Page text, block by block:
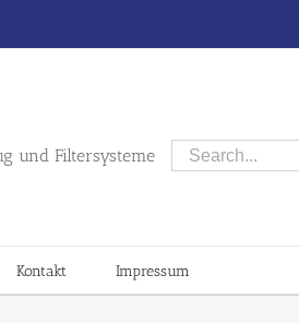
und Filtersysteme
Search
for:
Kontakt Impressum